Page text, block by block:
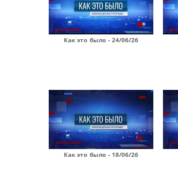
Как это было - 24/06/26
Как это было - 18/06/26